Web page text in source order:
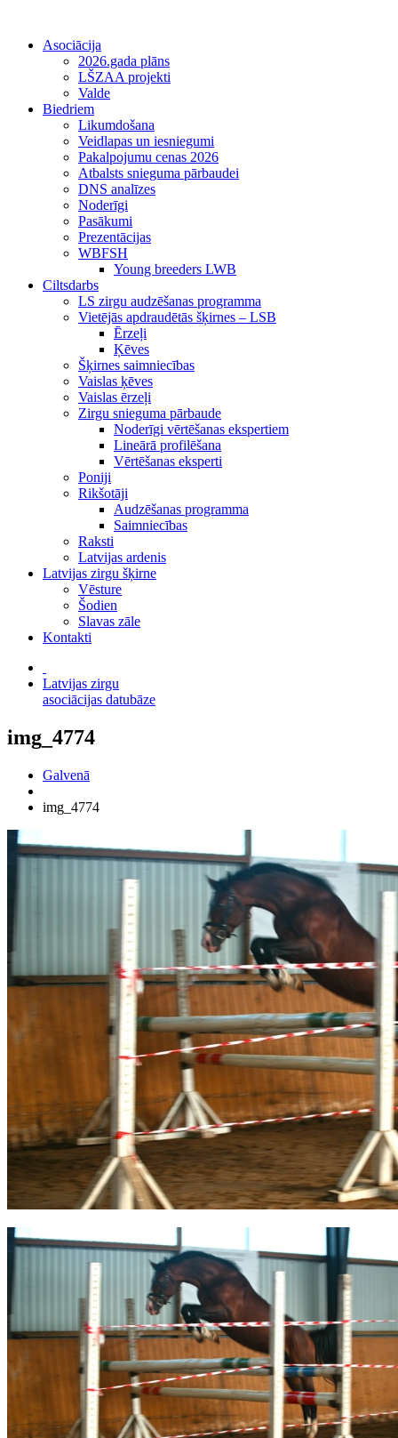
Asociācija
2026.gada plāns
LŠZAA projekti
Valde
Biedriem
Likumdošana
Veidlapas un iesniegumi
Pakalpojumu cenas 2026
Atbalsts snieguma pārbaudei
DNS analīzes
Noderīgi
Pasākumi
Prezentācijas
WBFSH
Young breeders LWB
Ciltsdarbs
LS zirgu audzēšanas programma
Vietējās apdraudētās šķirnes – LSB
Ērzeļi
Ķēves
Šķirnes saimniecības
Vaislas ķēves
Vaislas ērzeļi
Zirgu snieguma pārbaude
Noderīgi vērtēšanas ekspertiem
Lineārā profilēšana
Vērtēšanas eksperti
Poniji
Rikšotāji
Audzēšanas programma
Saimniecības
Raksti
Latvijas ardenis
Latvijas zirgu šķirne
Vēsture
Šodien
Slavas zāle
Kontakti
Latvijas zirgu
asociācijas datubāze
img_4774
Galvenā
img_4774